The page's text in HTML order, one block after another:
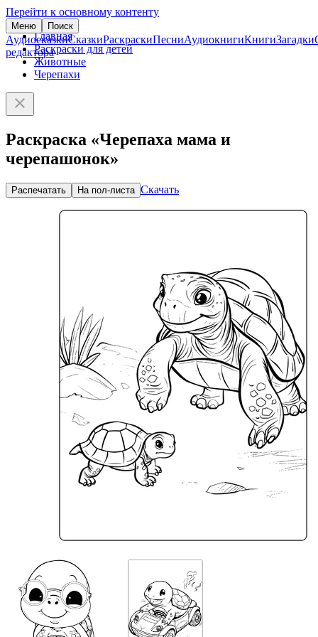
Перейти к основному контенту
Меню Поиск
АудиосказкиСказкиРаскраскиПесниАудиокнигиКнигиЗагадки
редактора
Главная
Раскраски для детей
Животные
Черепахи
Раскраска «Черепаха мама и
черепашонок»
Распечатать На пол-листа Скачать